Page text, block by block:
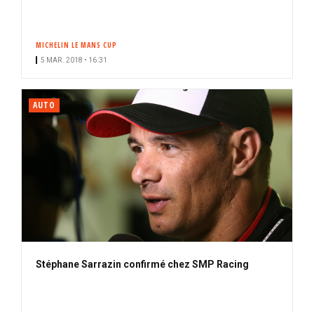
MICHELIN LE MANS CUP
5 MAR. 2018 • 16:31
AUTO
Stéphane Sarrazin confirmé chez SMP Racing